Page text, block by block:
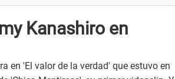
Kanashiro en
en 'El valor de la verdad' que estuvo en